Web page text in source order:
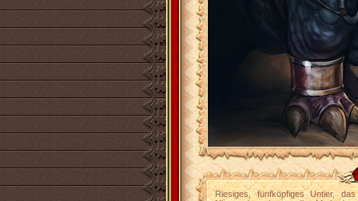
Riesiges, fünfköpfiges Untier,